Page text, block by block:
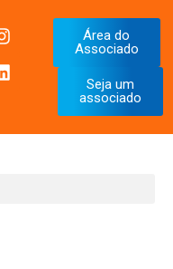
Área do
Associado
Seja um
associado